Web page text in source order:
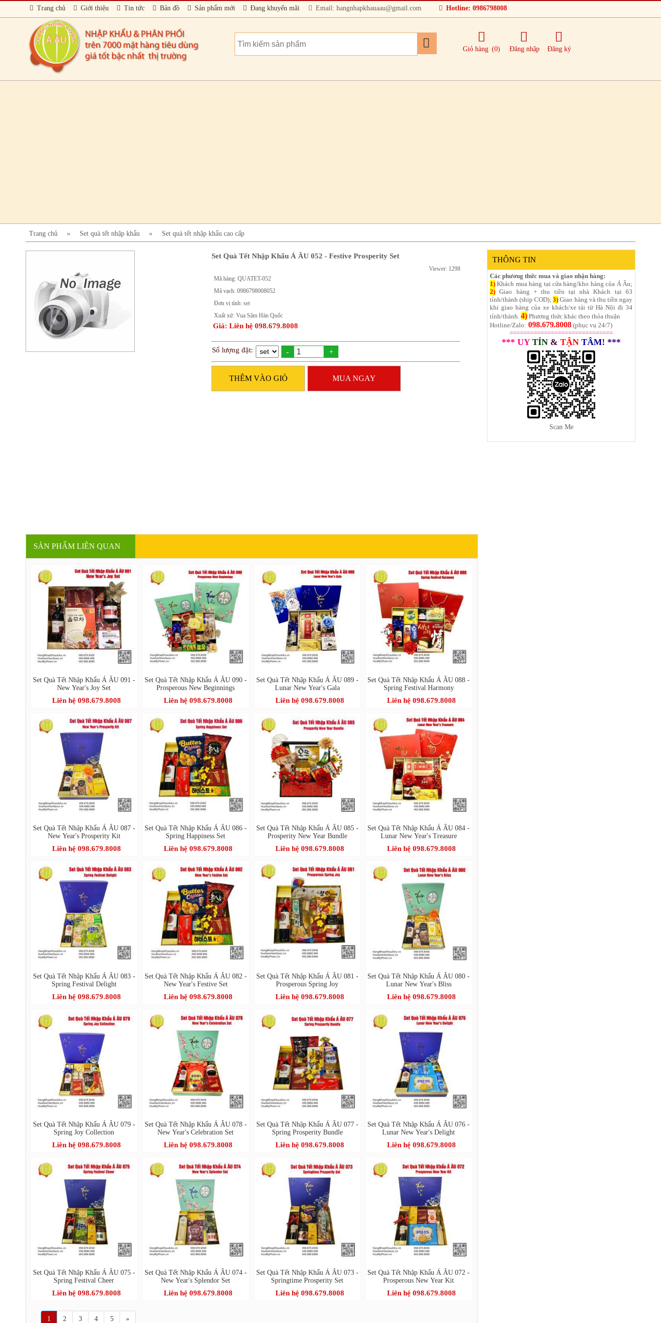
Trang chủ Giới thiệu Tin tức Bản đồ Sản phẩm mới Đang khuyến mãi Email: hangnhapkhauaau@gmail.com Hotline: 0986798008
Giỏ hàng (0) Đăng nhập Đăng ký
Trang chủ » Set quà tết nhập khẩu » Set quà tết nhập khẩu cao cấp
Set Quà Tết Nhập Khẩu Á ÂU 052 - Festive Prosperity Set
Viewer: 1298
Mã hàng: QUATET-052
Mã vạch: 0986798008052
Đơn vị tính: set
Xuất xứ: Vua Sâm Hàn Quốc
Giá: Liên hệ 098.679.8008
Số lượng đặt: - +
THÊM VÀO GIỎ MUA NGAY
SẢN PHẨM LIÊN QUAN
Set Quà Tết Nhập Khẩu Á ÂU 091 -
New Year's Joy Set
Liên hệ 098.679.8008
Set Quà Tết Nhập Khẩu Á ÂU 090 -
Prosperous New Beginnings
Liên hệ 098.679.8008
Set Quà Tết Nhập Khẩu Á ÂU 089 -
Lunar New Year's Gala
Liên hệ 098.679.8008
Set Quà Tết Nhập Khẩu Á ÂU 088 -
Spring Festival Harmony
Liên hệ 098.679.8008
Set Quà Tết Nhập Khẩu Á ÂU 087 -
New Year's Prosperity Kit
Liên hệ 098.679.8008
Set Quà Tết Nhập Khẩu Á ÂU 086 -
Spring Happiness Set
Liên hệ 098.679.8008
Set Quà Tết Nhập Khẩu Á ÂU 085 -
Prosperity New Year Bundle
Liên hệ 098.679.8008
Set Quà Tết Nhập Khẩu Á ÂU 084 -
Lunar New Year's Treasure
Liên hệ 098.679.8008
Set Quà Tết Nhập Khẩu Á ÂU 083 -
Spring Festival Delight
Liên hệ 098.679.8008
Set Quà Tết Nhập Khẩu Á ÂU 082 -
New Year's Festive Set
Liên hệ 098.679.8008
Set Quà Tết Nhập Khẩu Á ÂU 081 -
Prosperous Spring Joy
Liên hệ 098.679.8008
Set Quà Tết Nhập Khẩu Á ÂU 080 -
Lunar New Year's Bliss
Liên hệ 098.679.8008
Set Quà Tết Nhập Khẩu Á ÂU 079 -
Spring Joy Collection
Liên hệ 098.679.8008
Set Quà Tết Nhập Khẩu Á ÂU 078 -
New Year's Celebration Set
Liên hệ 098.679.8008
Set Quà Tết Nhập Khẩu Á ÂU 077 -
Spring Prosperity Bundle
Liên hệ 098.679.8008
Set Quà Tết Nhập Khẩu Á ÂU 076 -
Lunar New Year's Delight
Liên hệ 098.679.8008
Set Quà Tết Nhập Khẩu Á ÂU 075 -
Spring Festival Cheer
Liên hệ 098.679.8008
Set Quà Tết Nhập Khẩu Á ÂU 074 -
New Year's Splendor Set
Liên hệ 098.679.8008
Set Quà Tết Nhập Khẩu Á ÂU 073 -
Springtime Prosperity Set
Liên hệ 098.679.8008
Set Quà Tết Nhập Khẩu Á ÂU 072 -
Prosperous New Year Kit
Liên hệ 098.679.8008
1 2 3 4 5 »
THÔNG TIN
Các phương thức mua và giao nhận hàng:
1) Khách mua hàng tại cửa hàng/kho hàng của Á Âu;
2) Giao hàng + thu tiền tại nhà Khách tại 63
tỉnh/thành (ship COD);3) Giao hàng và thu tiền ngay
khi giao hàng của xe khách/xe tải từ Hà Nội đi 34
tỉnh/thành. 4) Phương thức khác theo thỏa thuận
Hotline/Zalo: 098.679.8008 (phục vụ 24/7)
==============================
*** UY TÍN & TẬN TÂM! ***
Scan Me